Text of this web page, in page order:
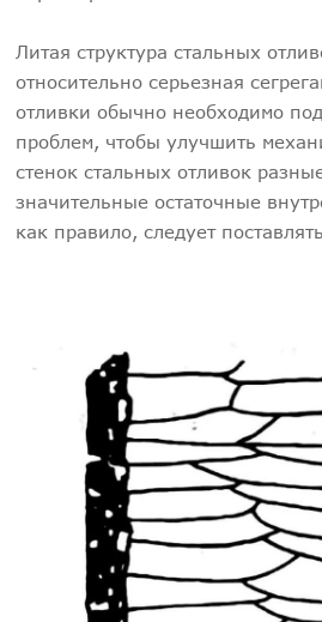
Литая структура стальных
относительно серьезная
отливки обычно необходимо
проблем, чтобы улучшить
стенок стальных отливок
значительные остаточные
как правило, следует